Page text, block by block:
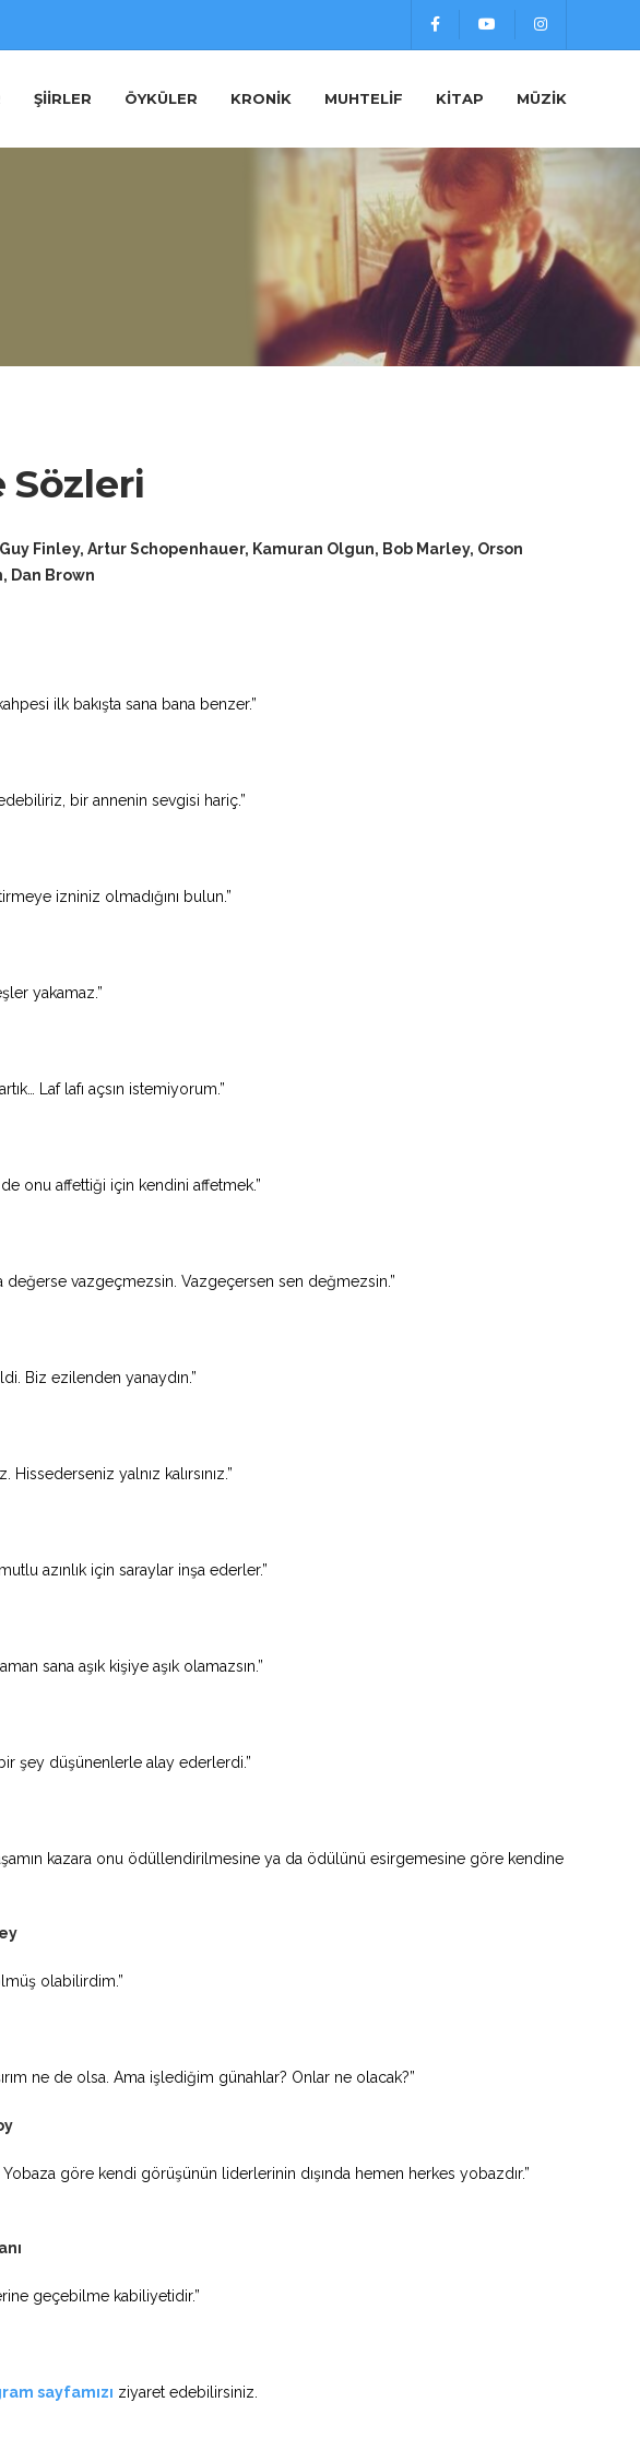
ŞIIRLER ÖYKÜLER KRONIK MUHTELIF KITAP MÜZIK
Sözleri
Finley, Artur Schopenhauer, Kamuran Olgun, Bob Marley, Orson
Dan Brown
ilk bakışta sana bana benzer.”
bir annenin sevgisi hariç.”
izniniz olmadığını bulun.”
yakamaz.”
Laf lafı açsın istemiyorum.”
onu affettiği için kendini affetmek.”
vazgeçmezsin. Vazgeçersen sen değmezsin.”
Biz ezilenden yanaydın.”
yalnız kalırsınız.”
azınlık için saraylar inşa ederler.”
sana aşık kişiye aşık olamazsın.”
şey düşünenlerle alay ederlerdi.”
kazara onu ödüllendirilmesine ya da ödülünü esirgemesine göre kendine
olabilirdim.”
ne de olsa. Ama işlediğim günahlar? Onlar ne olacak?”
göre kendi görüşünün liderlerinin dışında hemen herkes yobazdır.”
geçebilme kabiliyetidir.”
sayfamızı ziyaret edebilirsiniz.